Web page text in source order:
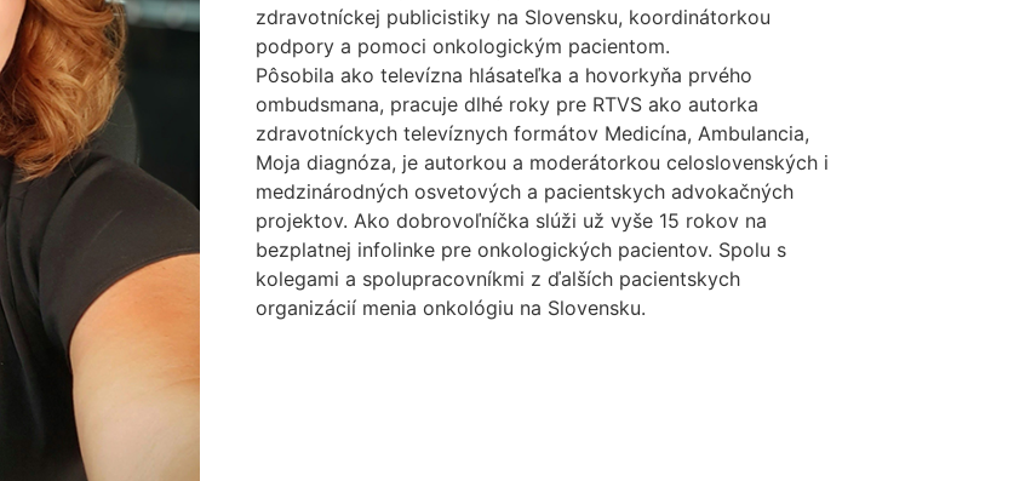
zdravotníckej publicistiky na Slovensku, koordinátorkou
podpory a pomoci onkologickým pacientom.
Pôsobila ako televízna hlásateľka a hovorkyňa prvého
ombudsmana, pracuje dlhé roky pre RTVS ako autorka
zdravotníckych televíznych formátov Medicína, Ambulancia,
Moja diagnóza, je autorkou a moderátorkou celoslovenských i
medzinárodných osvetových a pacientskych advokačných
projektov. Ako dobrovoľníčka slúži už vyše 15 rokov na
bezplatnej infolinke pre onkologických pacientov. Spolu s
kolegami a spolupracovníkmi z ďalších pacientskych
organizácií menia onkológiu na Slovensku.